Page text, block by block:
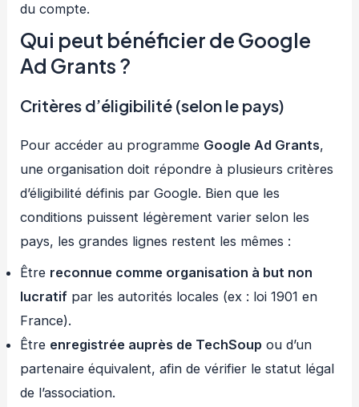
du compte.
Qui peut bénéficier de Google
Ad Grants ?
Critères d’éligibilité (selon le pays)
Pour accéder au programme Google Ad Grants,
une organisation doit répondre à plusieurs critères
d’éligibilité définis par Google. Bien que les
conditions puissent légèrement varier selon les
pays, les grandes lignes restent les mêmes :
Être reconnue comme organisation à but non
lucratif par les autorités locales (ex : loi 1901 en
France).
Être enregistrée auprès de TechSoup ou d’un
partenaire équivalent, afin de vérifier le statut légal
de l’association.